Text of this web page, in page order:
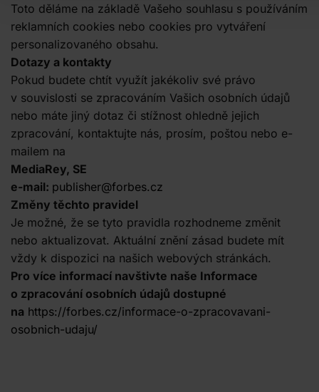
Toto děláme na základě Vašeho souhlasu s používáním
reklamních cookies nebo cookies pro vytváření
personalizovaného obsahu.
Dotazy a kontakty
Pokud budete chtít využít jakékoliv své právo
v souvislosti se zpracováním Vašich osobních údajů
nebo máte jiný dotaz či stížnost ohledně jejich
zpracování, kontaktujte nás, prosím, poštou nebo e-
mailem na
MediaRey, SE
e-mail: publisher@forbes.cz
Změny těchto pravidel
Je možné, že se tyto pravidla rozhodneme změnit
nebo aktualizovat. Aktuální znění zásad budete mít
vždy k dispozici na našich webových stránkách.
Pro více informací navštivte naše Informace
o zpracování osobních údajů dostupné
na https://forbes.cz/informace-o-zpracovavani-
osobnich-udaju/